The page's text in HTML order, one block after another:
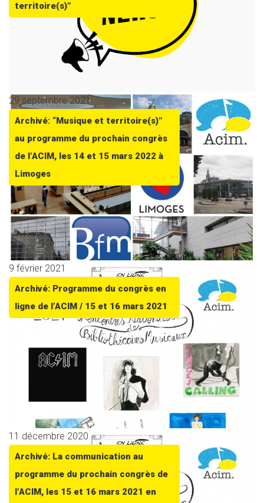
territoire(s)”
29 septembre 2021
Archivé: “Musique et territoire(s)”
au programme du prochain congrès
de l’ACIM, les 14 et 15 mars 2022 à
Limoges
9 février 2021
Archivé: Programme du congrès en
ligne de l’ACIM / 15 et 16 mars 2021
11 décembre 2020
Archivé: La communication au
programme du prochain congrès de
l’ACIM, les 15 et 16 mars 2021 en